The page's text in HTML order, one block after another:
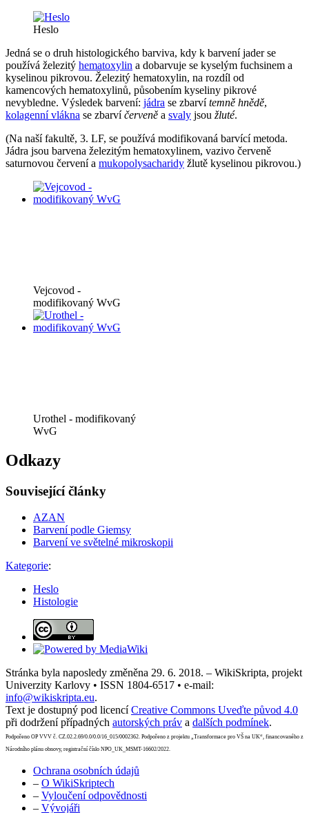
Heslo
Jedná se o druh histologického barviva, kdy k barvení jader se
používá železitý hematoxylin a dobarvuje se kyselým fuchsinem a
kyselinou pikrovou. Železitý hematoxylin, na rozdíl od
kamencových hematoxylinů, působením kyseliny pikrové
nevybledne. Výsledek barvení: jádra se zbarvítemně hnědě,
kolagenní vlákna se zbarvíčerveně a svaly jsou žluté.
(Na naší fakultě, 3. LF, se používá modifikovaná barvící metoda.
Jádra jsou barvena železitým hematoxylinem, vazivo červeně
saturnovou červení a mukopolysacharidy žlutě kyselinou pikrovou.)
Vejcovod -
modifikovaný WvG
Urothel - modifikovaný
WvG
Odkazy
Související články
AZAN
Barvení podle Giemsy
Barvení ve světelné mikroskopii
Kategorie:
Heslo
Histologie
Stránka byla naposledy změněna 29. 6. 2018. – WikiSkripta, projekt
Univerzity Karlovy • ISSN 1804-6517 • e-mail:
info@wikiskripta.eu.
Text je dostupný pod licencíCreative Commons Uveďte původ 4.0
při dodržení případných autorských práv a dalších podmínek.
Podpořeno OP VVV č. CZ.02.2.69/0.0/0.0/16_015/0002362. Podpořeno z projektu „Transformace pro VŠ na UK“, financovaného z
Národního plánu obnovy, registrační číslo NPO_UK_MSMT-16602/2022.
Ochrana osobních údajů
– O WikiSkriptech
– Vyloučení odpovědnosti
– Vývojáři